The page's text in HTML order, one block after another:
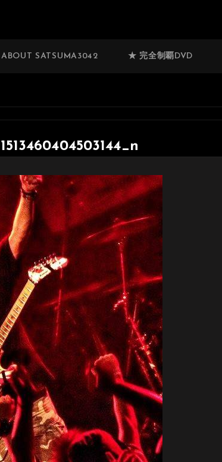
SATSUMA3042 ★ 完全制覇DVD